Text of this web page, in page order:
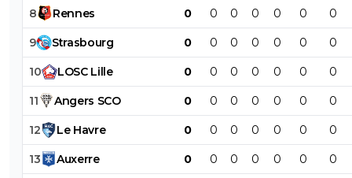
8 Rennes 0 0 0 0 0 0 0
9 Strasbourg 0 0 0 0 0 0 0
10 LOSC Lille 0 0 0 0 0 0 0
11 Angers SCO 0 0 0 0 0 0 0
12 Le Havre 0 0 0 0 0 0 0
13 Auxerre 0 0 0 0 0 0 0